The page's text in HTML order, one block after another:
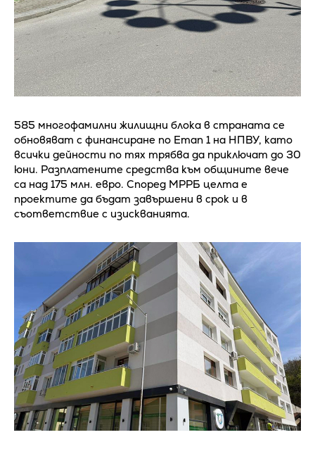
585 многофамилни жилищни блока в страната се
обновяват с финансиране по Етап 1 на НПВУ, като
всички дейности по тях трябва да приключат до 30
юни. Разплатените средства към общините вече
са над 175 млн. евро. Според МРРБ целта е
проектите да бъдат завършени в срок и в
съответствие с изискванията.